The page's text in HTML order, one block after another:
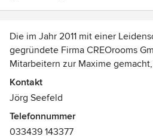
Die im Jahr 2011 mit einer
gegründete Firma CREOrooms
Mitarbeitern zur Maxime
Bauherren stylische Oberflächen
erschaffen.
Dabei spielt das Besondere
Design, einem hochwertigen
Kontakt
Jörg Seefeld
Telefonnummer
033439 143377